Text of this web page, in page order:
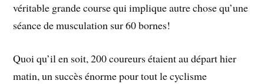
véritable grande course qui implique autre chose qu’une
séance de musculation sur 60 bornes!
Quoi qu’il en soit, 200 coureurs étaient au départ hier
matin, un succès énorme pour tout le cyclisme